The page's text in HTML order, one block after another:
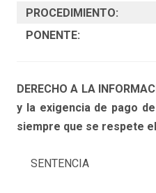
PROCEDIMIENTO:
PONENTE:
DERECHO A LA
y la exigencia de pago
siempre que se respete
SENTENCIA